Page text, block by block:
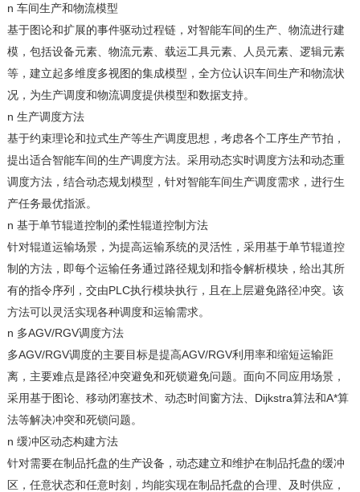
n 车间生产和物流模型
基于图论和扩展的事件驱动过程链，对智能车间的生产、物流进行建
模，包括设备元素、物流元素、载运工具元素、人员元素、逻辑元素
等，建立起多维度多视图的集成模型，全方位认识车间生产和物流状
况，为生产调度和物流调度提供模型和数据支持。
n 生产调度方法
基于约束理论和拉式生产等生产调度思想，考虑各个工序生产节拍，
提出适合智能车间的生产调度方法。采用动态实时调度方法和动态重
调度方法，结合动态规划模型，针对智能车间生产调度需求，进行生
产任务最优指派。
n 基于单节辊道控制的柔性辊道控制方法
针对辊道运输场景，为提高运输系统的灵活性，采用基于单节辊道控
制的方法，即每个运输任务通过路径规划和指令解析模块，给出其所
有的指令序列，交由PLC执行模块执行，且在上层避免路径冲突。该
方法可以灵活实现各种调度和运输需求。
n 多AGV/RGV调度方法
多AGV/RGV调度的主要目标是提高AGV/RGV利用率和缩短运输距
离，主要难点是路径冲突避免和死锁避免问题。面向不同应用场景，
采用基于图论、移动闭塞技术、动态时间窗方法、 Dijkstra算法和A*算
法等解决冲突和死锁问题。
n 缓冲区动态构建方法
针对需要在制品托盘的生产设备，动态建立和维护在制品托盘的缓冲
区，任意状态和任意时刻，均能实现在制品托盘的合理、及时供应，